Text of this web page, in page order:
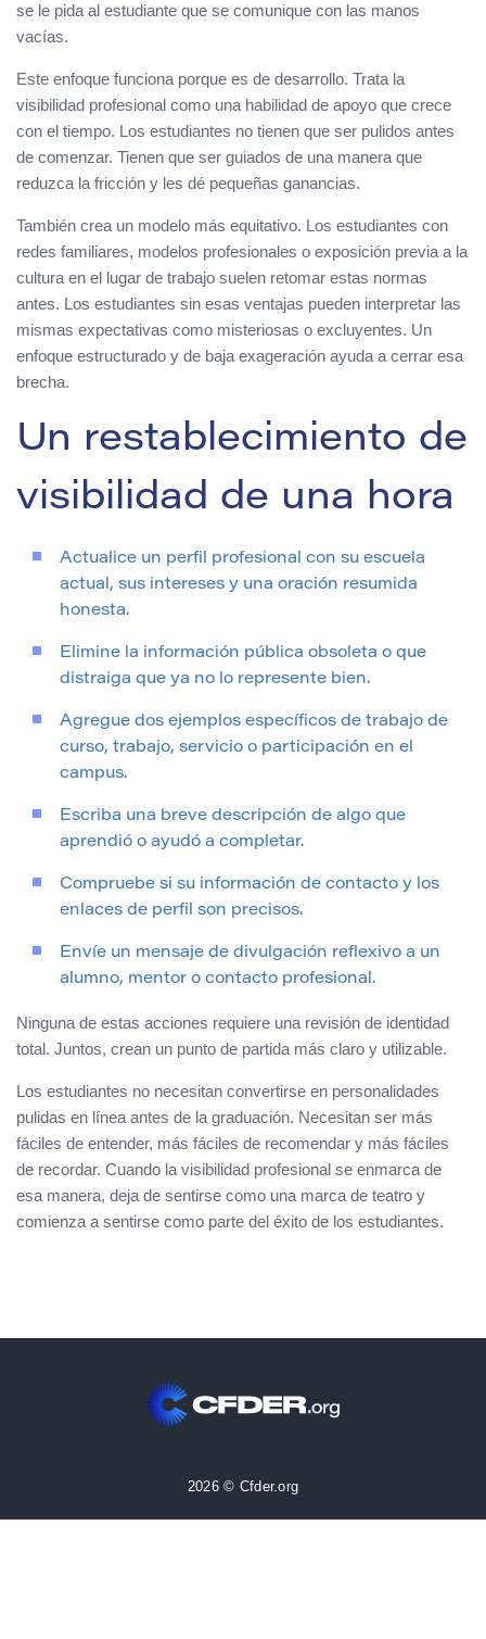
se le pida al estudiante que se comunique con las manos
vacías.
Este enfoque funciona porque es de desarrollo. Trata la
visibilidad profesional como una habilidad de apoyo que crece
con el tiempo. Los estudiantes no tienen que ser pulidos antes
de comenzar. Tienen que ser guiados de una manera que
reduzca la fricción y les dé pequeñas ganancias.
También crea un modelo más equitativo. Los estudiantes con
redes familiares, modelos profesionales o exposición previa a la
cultura en el lugar de trabajo suelen retomar estas normas
antes. Los estudiantes sin esas ventajas pueden interpretar las
mismas expectativas como misteriosas o excluyentes. Un
enfoque estructurado y de baja exageración ayuda a cerrar esa
brecha.
Un restablecimiento de
visibilidad de una hora
Actualice un perfil profesional con su escuela
actual, sus intereses y una oración resumida
honesta.
Elimine la información pública obsoleta o que
distraiga que ya no lo represente bien.
Agregue dos ejemplos específicos de trabajo de
curso, trabajo, servicio o participación en el
campus.
Escriba una breve descripción de algo que
aprendió o ayudó a completar.
Compruebe si su información de contacto y los
enlaces de perfil son precisos.
Envíe un mensaje de divulgación reflexivo a un
alumno, mentor o contacto profesional.
Ninguna de estas acciones requiere una revisión de identidad
total. Juntos, crean un punto de partida más claro y utilizable.
Los estudiantes no necesitan convertirse en personalidades
pulidas en línea antes de la graduación. Necesitan ser más
fáciles de entender, más fáciles de recomendar y más fáciles
de recordar. Cuando la visibilidad profesional se enmarca de
esa manera, deja de sentirse como una marca de teatro y
comienza a sentirse como parte del éxito de los estudiantes.
2026 © Cfder.org